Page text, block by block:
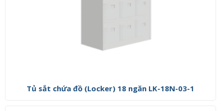
Tủ sắt chứa đồ (Locker) 18 ngăn LK-18N-03-1